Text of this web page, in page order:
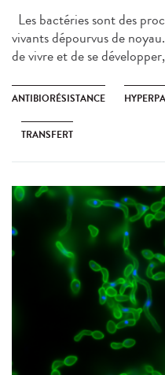
Les bactéries sont des
vivants dépourvus de
de vivre et de se
ANTIBIORÉSISTANCE
TRANSFERT